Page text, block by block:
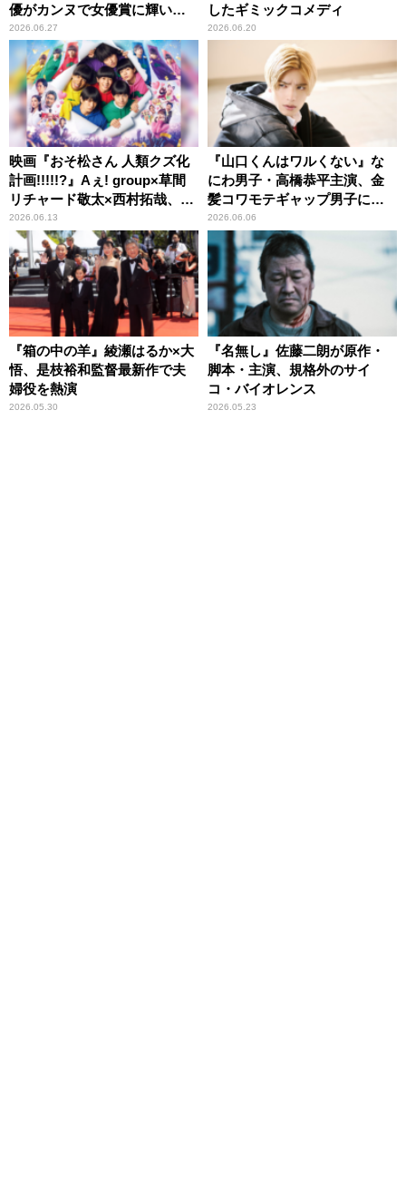
優がカンヌで女優賞に輝いた
話題作
2026.06.27
したギミックコメディ
2026.06.20
映画『おそ松さん 人類クズ化
計画!!!!!?』Aぇ! group×草間
リチャード敬太×西村拓哉、笑
撃の実写映画第2弾！
2026.06.13
『山口くんはワルくない』な
にわ男子・高橋恭平主演、金
髪コワモテギャップ男子に沼
る人が続出！
2026.06.06
『箱の中の羊』綾瀬はるか×大
悟、是枝裕和監督最新作で夫
婦役を熱演
2026.05.30
『名無し』佐藤二朗が原作・
脚本・主演、規格外のサイ
コ・バイオレンス
2026.05.23